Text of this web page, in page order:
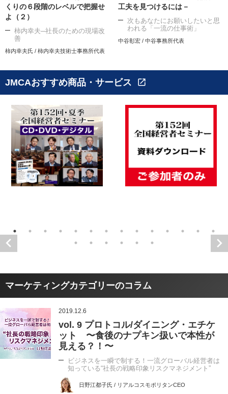
くりの６段階のレベルで把握せ
よ（２）
柿内幸夫─社長のための現場改
善
柿内幸夫氏 / 柿内幸夫技術士事務所代表
工夫を見つけるには－
次もあなたにお願いしたいと思
われる「一流の仕事術」
中谷彰宏 / 中谷事務所代表
JMCAおすすめ商品・サービス open_in_new
マーケティングカテゴリーのコラム
2019.12.6
vol. 9 プロトコル/ダイニング・エチケ
ット 〜食後のナプキン扱いで本性が
見える？！〜
ビジネスを一瞬で制する！一流グローバル経営者は
知っている“社長の戦略印象リスクマネジメント”
日野江都子氏 / リアルコスモポリタンCEO